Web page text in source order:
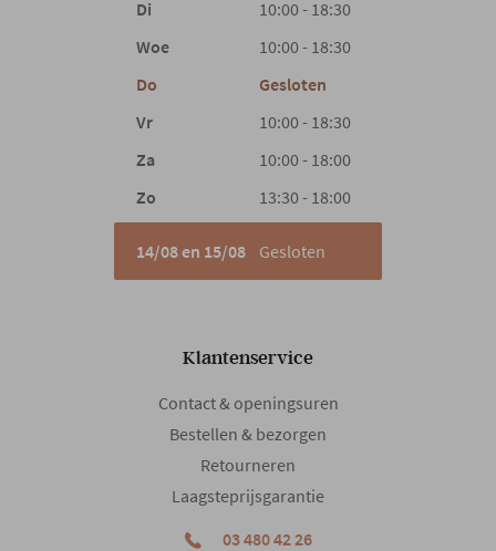
Di
10:00 - 18:30
Woe
10:00 - 18:30
Do
Gesloten
Vr
10:00 - 18:30
Za
10:00 - 18:00
Zo
13:30 - 18:00
14/08 en 15/08 Gesloten
Klantenservice
Contact & openingsuren
Bestellen & bezorgen
Retourneren
Laagsteprijsgarantie
03 480 42 26